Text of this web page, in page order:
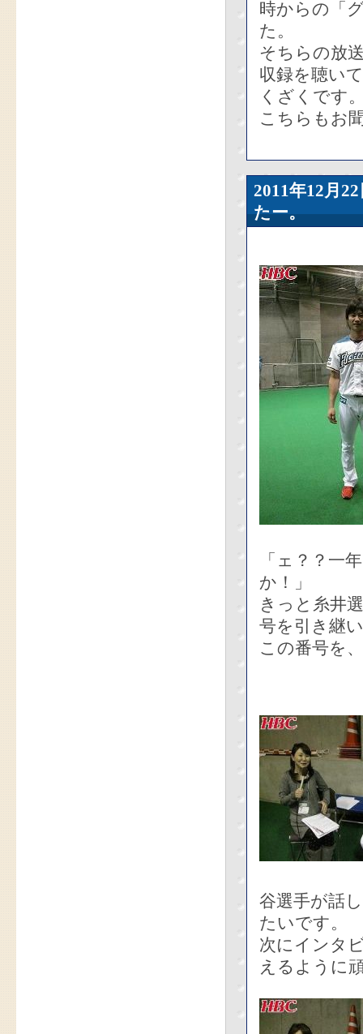
時からの「
た。
そちらの放
収録を聴い
くざくです
こちらもお
2011年12
たー。
「ェ？？一
か！」
きっと糸井
号を引き継
この番号を
谷選手が話
たいです。
次にインタ
えるように